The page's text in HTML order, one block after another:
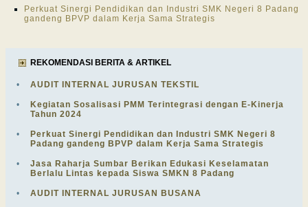
Perkuat Sinergi Pendidikan dan Industri SMK Negeri 8 Padang
gandeng BPVP dalam Kerja Sama Strategis
REKOMENDASI BERITA & ARTIKEL
• AUDIT INTERNAL JURUSAN TEKSTIL
•
Kegiatan Sosalisasi PMM Terintegrasi dengan E-Kinerja
Tahun 2024
•
Perkuat Sinergi Pendidikan dan Industri SMK Negeri 8
Padang gandeng BPVP dalam Kerja Sama Strategis
•
Jasa Raharja Sumbar Berikan Edukasi Keselamatan
Berlalu Lintas kepada Siswa SMKN 8 Padang
• AUDIT INTERNAL JURUSAN BUSANA